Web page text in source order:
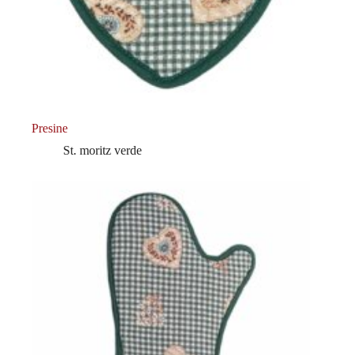
Presine
St. moritz verde